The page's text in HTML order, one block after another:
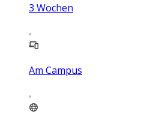
3 Wochen
Am Campus